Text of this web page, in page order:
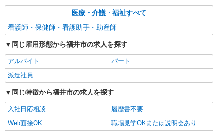
株式会社kotrio /●KY-H-1956243
越前花堂駅｜看護師さんのサポートスタッフ募
集♪医療行為なし
時給1550円〜2187円 ＜日払い有/週払い有/交
通費全支給(ガソリン代含む)＞
キープ
派遣社員
株式会社kotrio /●KY-H-2093832
医療・介護・福祉すべて
看護師・保健師・看護助手・助産師
同じ雇用形態から福井市の求人を探す
アルバイト
パート
派遣社員
同じ特徴から福井市の求人を探す
入社日応相談
履歴書不要
Web面接OK
職場見学OKまたは説明会あり